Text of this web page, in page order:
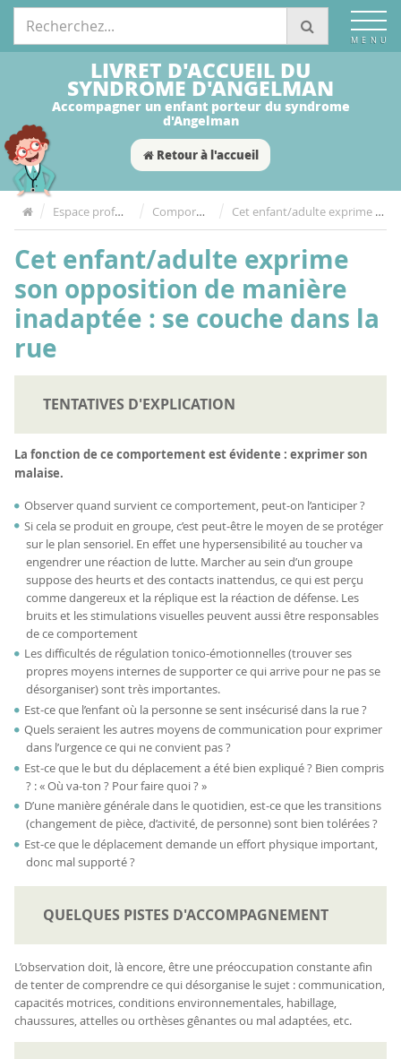
Espace Particuliers
LIVRET D'ACCUEIL DU
SYNDROME D'ANGELMAN
Accompagner un enfant porteur du syndrome
d'Angelman
Retour à l'accueil
Espace professionnel Comportement Cet enfant/adulte exprime son opposition de manière inadaptée : se couche dans la rue
Cet enfant/adulte exprime
son opposition de manière
inadaptée : se couche dans la
rue
TENTATIVES D'EXPLICATION
La fonction de ce comportement est évidente : exprimer son
malaise.
Observer quand survient ce comportement, peut-on l’anticiper ?
Si cela se produit en groupe, c’est peut-être le moyen de se protéger
sur le plan sensoriel. En effet une hypersensibilité au toucher va
engendrer une réaction de lutte. Marcher au sein d’un groupe
suppose des heurts et des contacts inattendus, ce qui est perçu
comme dangereux et la réplique est la réaction de défense. Les
bruits et les stimulations visuelles peuvent aussi être responsables
de ce comportement
Les difficultés de régulation tonico-émotionnelles (trouver ses
propres moyens internes de supporter ce qui arrive pour ne pas se
désorganiser) sont très importantes.
Est-ce que l’enfant où la personne se sent insécurisé dans la rue ?
Quels seraient les autres moyens de communication pour exprimer
dans l’urgence ce qui ne convient pas ?
Est-ce que le but du déplacement a été bien expliqué ? Bien compris
? : « Où va-ton ? Pour faire quoi ? »
D’une manière générale dans le quotidien, est-ce que les transitions
(changement de pièce, d’activité, de personne) sont bien tolérées ?
Est-ce que le déplacement demande un effort physique important,
donc mal supporté ?
QUELQUES PISTES D'ACCOMPAGNEMENT
L’observation doit, là encore, être une préoccupation constante afin
de tenter de comprendre ce qui désorganise le sujet : communication,
capacités motrices, conditions environnementales, habillage,
chaussures, attelles ou orthèses gênantes ou mal adaptées, etc.